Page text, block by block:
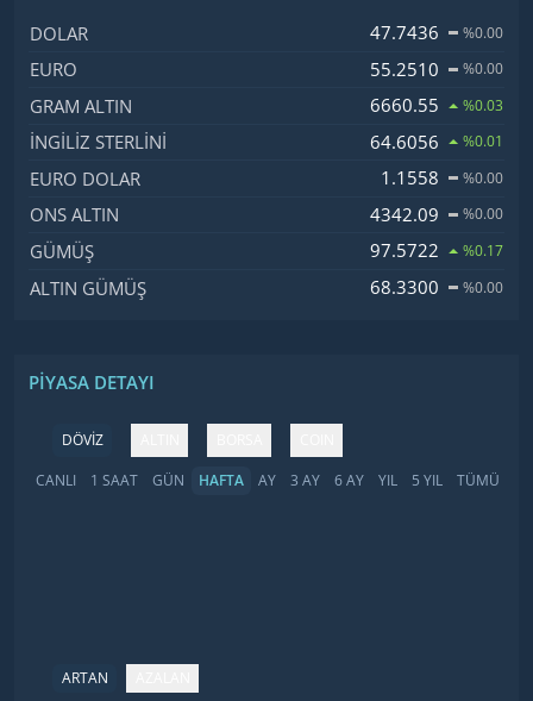
İsim, Kod
DOLAR 47.7436 %0.00
EURO 55.2510 %0.00
GRAM ALTIN 6660.55 %0.03
İNGILIZ STERLINI 64.6056 %0.01
EURO DOLAR 1.1558 %0.00
ONS ALTIN 4342.09 %0.00
GÜMÜŞ 97.5722 %0.17
ALTIN GÜMÜŞ 68.3300 %0.00
PIYASA DETAYI
DÖVİZ
CANLI
1 SAAT GÜN HAFTA AY 3 AY 6 AY YIL 5 YIL TÜMÜ
ARTAN